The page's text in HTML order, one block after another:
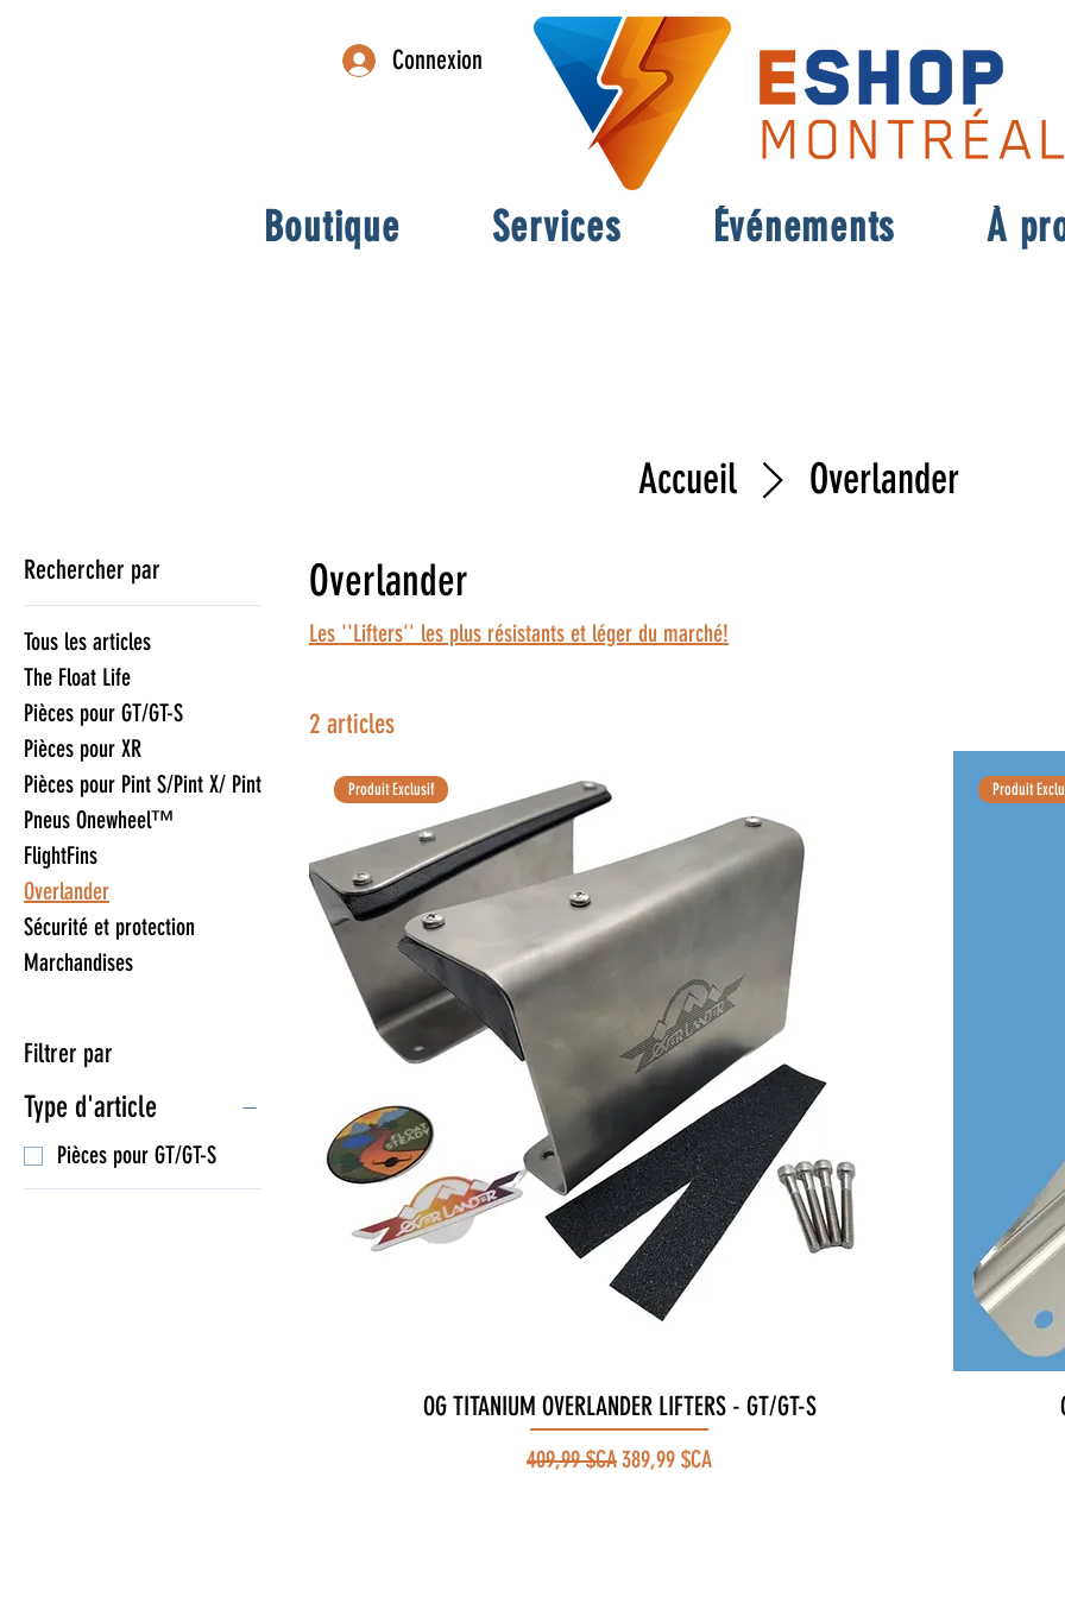
Connexion
Boutique Services Événements À
Accueil Overlander
Rechercher par
Tous les articles
The Float Life
Pièces pour GT/GT-S
Pièces pour XR
Pièces pour Pint S/Pint X/ Pint
Pneus Onewheel™
FlightFins
Overlander
Sécurité et protection
Marchandises
Filtrer par
Type d'article
Pièces pour GT/GT-S
Overlander
Les ''Lifters'' les plus résistants et léger du marché!
2 articles
Aperçu rapide
Produit Exclusif
OG TITANIUM OVERLANDER LIFTERS - GT/GT-S
Prix original
409,99 $CAPrix promotionnel
389,99 $CA
Produit